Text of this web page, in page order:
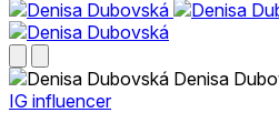
Denisa
IG influencer